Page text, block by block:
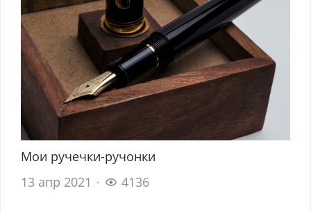
Мои ручечки-ручонки
13 апр 2021
4136